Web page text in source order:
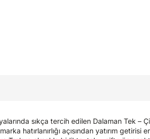
sıkça tercih edilen Dalaman Tek
marka hatırlanırlığı açısından yatırım